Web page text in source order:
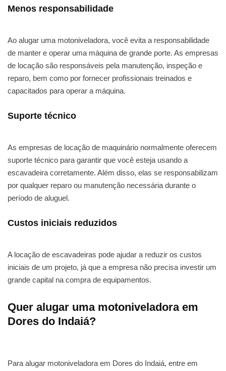
Menos responsabilidade
Ao alugar uma motoniveladora, você evita a responsabilidade
de manter e operar uma máquina de grande porte. As empresas
de locação são responsáveis pela manutenção, inspeção e
reparo, bem como por fornecer profissionais treinados e
capacitados para operar a máquina.
Suporte técnico
As empresas de locação de maquinário normalmente oferecem
suporte técnico para garantir que você esteja usando a
escavadeira corretamente. Além disso, elas se responsabilizam
por qualquer reparo ou manutenção necessária durante o
período de aluguel.
Custos iniciais reduzidos
A locação de escavadeiras pode ajudar a reduzir os custos
iniciais de um projeto, já que a empresa não precisa investir um
grande capital na compra de equipamentos.
Quer alugar uma motoniveladora em
Dores do Indaiá?
Para alugar motoniveladora em Dores do Indaiá, entre em